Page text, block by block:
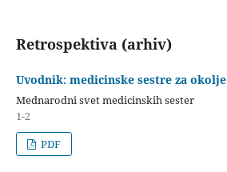
Retrospektiva (arhiv)
Uvodnik: medicinske sestre za okolje
Mednarodni svet medicinskih sester
1-2
PDF